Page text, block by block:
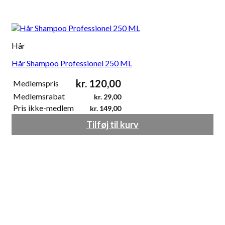
Hår
Hår Shampoo Professionel 250 ML
Medlemspris kr. 120,00
Medlemsrabat kr. 29,00
Pris ikke-medlem kr. 149,00
Tilføj til kurv